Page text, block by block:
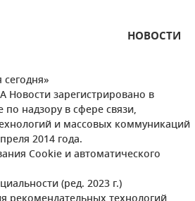
НОВОСТИ
Новости зарегистрировано в
надзору в сфере связи,
и массовых коммуникаций
2014 года.
Cookie и автоматического
(ред. 2023 г.)